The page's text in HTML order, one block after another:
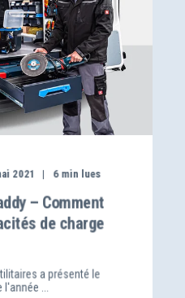
2021 6min lues
– Comment
de charge
a présenté le
...